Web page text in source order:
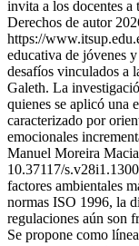
invita a los docentes a
Derechos de autor
https://
educativa de jóvenes
desafíos vinculados a
Galeth. La
quienes se aplicó una
caracterizado por
emocionales
Manuel Moreira
10.37117/s.v28i1.1300
factores ambientales
normas ISO 1996, la
regulaciones aún son
Se propone como